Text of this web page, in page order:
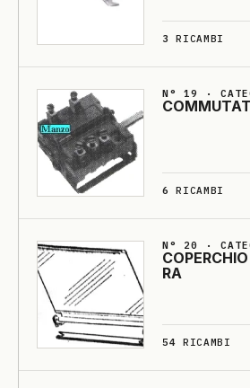
3 RICAMBI
N° 19 ·
6 RICAMBI
N° 20 ·
RA
54 RICAMBI